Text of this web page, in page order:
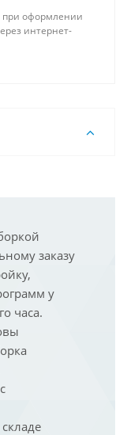
при оформлении
интернет-
заказу
у
часа.